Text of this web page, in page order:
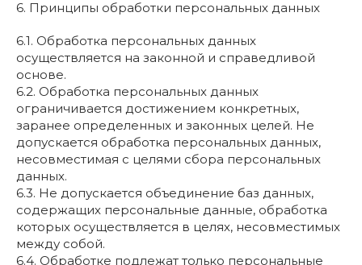
6. Принципы обработки персональных данных
6.1. Обработка персональных данных
осуществляется на законной и справедливой
основе.
6.2. Обработка персональных данных
ограничивается достижением конкретных,
заранее определенных и законных целей. Не
допускается обработка персональных данных,
несовместимая с целями сбора персональных
данных.
6.3. Не допускается объединение баз данных,
содержащих персональные данные, обработка
которых осуществляется в целях, несовместимых
между собой.
6.4. Обработке подлежат только персональные